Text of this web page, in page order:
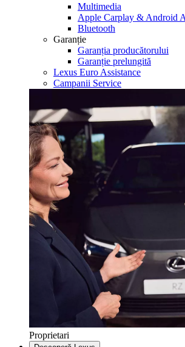
Multimedia
Apple Carplay & Android
Bluetooth
Garanție
Garanția producătorului
Garanție prelungită
Lexus Euro Assistance
Campanii Service
Proprietari